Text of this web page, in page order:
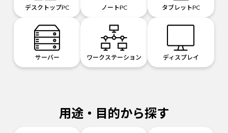
デスクトップPC ノートPC タブレットPC
サーバー ワークステーション ディスプレイ
用途・目的から探す